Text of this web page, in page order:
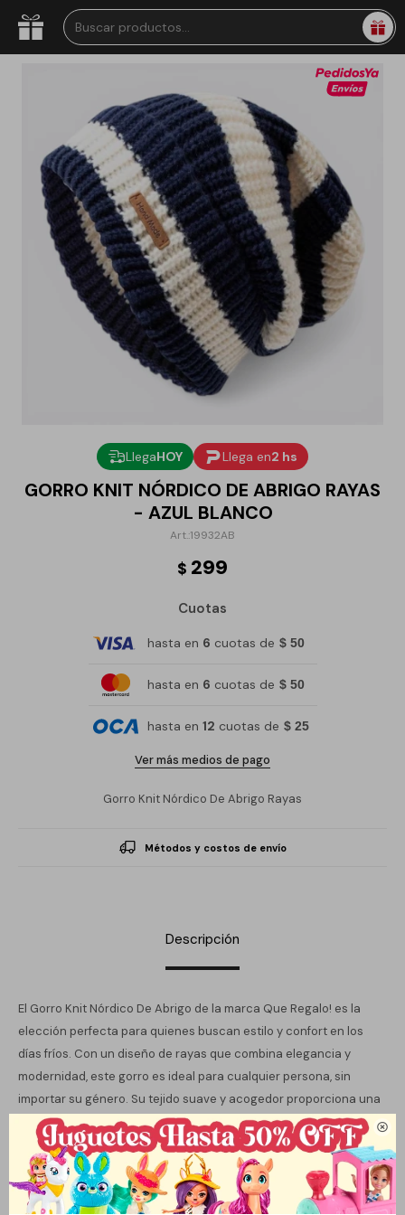

LlegaHOY Llega en2 hs
GORRO KNIT NÓRDICO DE ABRIGO RAYAS
- AZUL BLANCO
19932AB
$ 299
Cuotas
hasta en 6 cuotas de $ 50
hasta en 6 cuotas de $ 50
hasta en 12 cuotas de $ 25
Ver más medios de pago
Gorro Knit Nórdico De Abrigo Rayas
Métodos y costos de envío
Descripción
El Gorro Knit Nórdico De Abrigo de la marca Que Regalo! es la
elección perfecta para quienes buscan estilo y confort en los
días fríos. Con un diseño de rayas que combina elegancia y
modernidad, este gorro es ideal para cualquier persona, sin
importar su género. Su tejido suave y acogedor proporciona una
calidez excepcional, convirtiéndolo en un accesorio esencial
para la temporada de otoño e invierno.
Este gorro no solo es funcional, sino que también añade un toque
distintivo a cualquier atuendo. Su diseño versátil permite